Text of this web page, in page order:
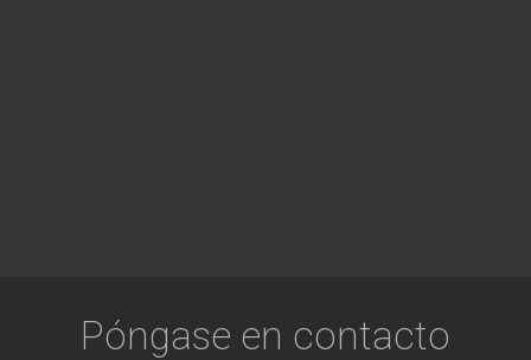
Póngase en contacto